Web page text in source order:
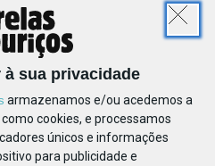
à sua privacidade
armazenamos e/ou acedemos a
cookies, e processamos
únicos e informações
para publicidade e